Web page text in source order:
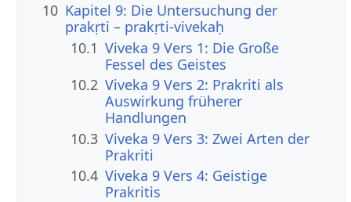
10 Kapitel 9: Die Untersuchung der
prakṛti – prakṛti-vivekaḥ
10.1 Viveka 9 Vers 1: Die Große
Fessel des Geistes
10.2 Viveka 9 Vers 2: Prakriti als
Auswirkung früherer
Handlungen
10.3 Viveka 9 Vers 3: Zwei Arten der
Prakriti
10.4 Viveka 9 Vers 4: Geistige
Prakritis